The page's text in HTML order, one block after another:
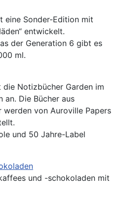
eine Sonder-Edition mit
entwickelt.
der Generation 6 gibt es
ml.
Notizbücher Garden im
an. Die Bücher aus
werden von Auroville Papers
und 50 Jahre-Label
und -schokoladen mit